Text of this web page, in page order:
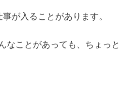
が入ることがあります。
なことがあっても、ちょっと